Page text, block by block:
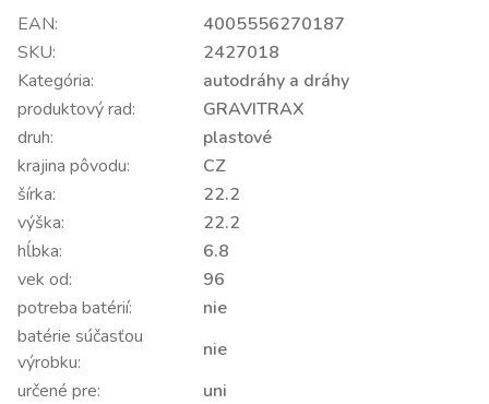
EAN:
4005556270187
SKU:
2427018
Kategória:
autodráhy a dráhy
produktový rad:
GRAVITRAX
druh:
plastové
krajina pôvodu:
CZ
šírka:
22.2
výška:
22.2
hĺbka:
6.8
vek od:
96
potreba batérií:
nie
batérie súčasťou
výrobku:
nie
určené pre:
uni